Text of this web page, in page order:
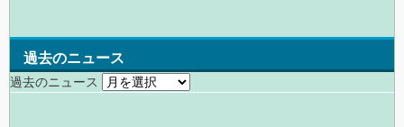
過去のニュース
過去のニュース